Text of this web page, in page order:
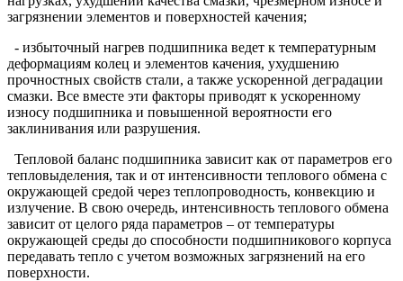
загрязнении элементов и поверхностей качения;
- избыточный нагрев подшипника ведет к температурным
деформациям колец и элементов качения, ухудшению
прочностных свойств стали, а также ускоренной деградации
смазки. Все вместе эти факторы приводят к ускоренному
износу подшипника и повышенной вероятности его
заклинивания или разрушения.
Тепловой баланс подшипника зависит как от параметров его
тепловыделения, так и от интенсивности теплового обмена с
окружающей средой через теплопроводность, конвекцию и
излучение. В свою очередь, интенсивность теплового обмена
зависит от целого ряда параметров – от температуры
окружающей среды до способности подшипникового корпуса
передавать тепло с учетом возможных загрязнений на его
поверхности.